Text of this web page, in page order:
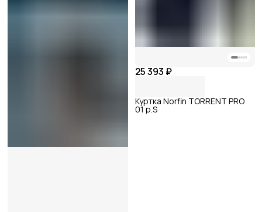
25 393 ₽
Куртка Norfin TORRENT PRO
01 р.S